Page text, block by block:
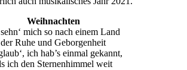
Weihnachten
mich so nach einem Land
der Ruhe und Geborgenheit
ich hab’s einmal gekannt,
ich den Sternenhimmel weit